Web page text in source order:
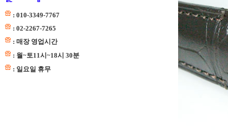
: 010-3349-7767
: 02-2267-7265
: 매장 영업시간
: 월~토11시~18시 30분
: 일요일 휴무